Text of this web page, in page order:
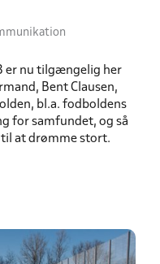
er nu tilgængelig her
Bent Clausen,
bl.a. fodboldens
for samfundet, og så
at drømme stort.